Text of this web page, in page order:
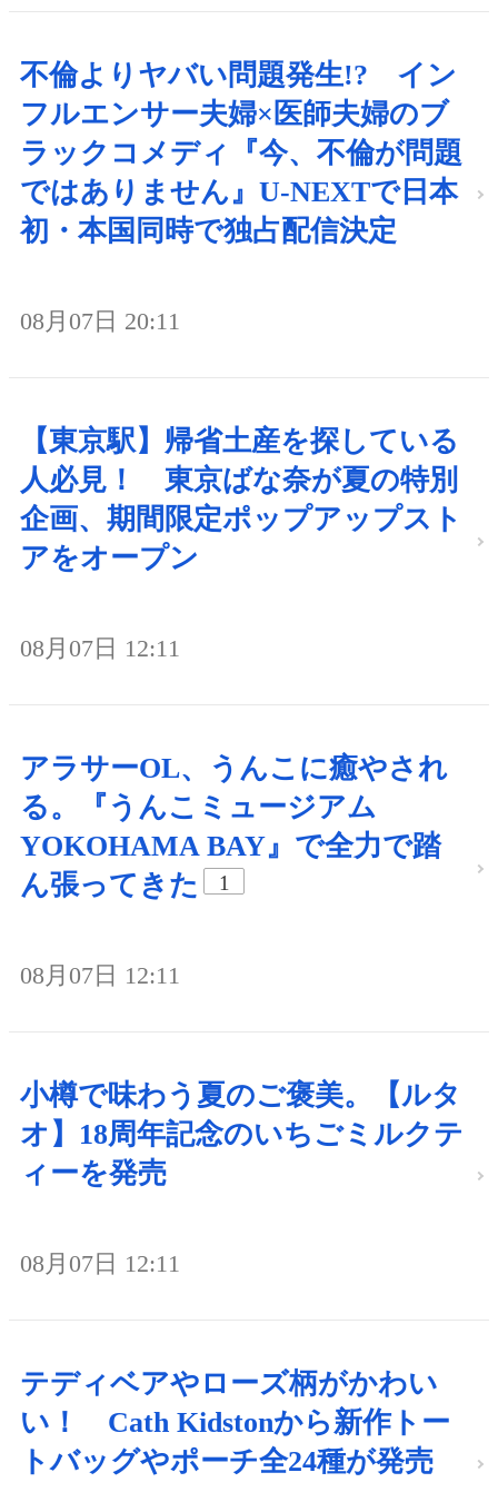
不倫よりヤバい問題発生!? イン
フルエンサー夫婦×医師夫婦のブ
ラックコメディ『今、不倫が問題
ではありません』U-NEXTで日本
初・本国同時で独占配信決定
08月07日 20:11
【東京駅】帰省土産を探している
人必見！ 東京ばな奈が夏の特別
企画、期間限定ポップアップスト
アをオープン
08月07日 12:11
アラサーOL、うんこに癒やされ
る。『うんこミュージアム
YOKOHAMA BAY』で全力で踏
ん張ってきた
1
08月07日 12:11
小樽で味わう夏のご褒美。【ルタ
オ】18周年記念のいちごミルクテ
ィーを発売
08月07日 12:11
テディベアやローズ柄がかわい
い！ Cath Kidstonから新作トー
トバッグやポーチ全24種が発売